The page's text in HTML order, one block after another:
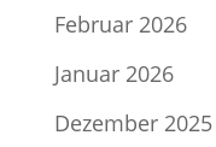
Februar 2026
Januar 2026
Dezember 2025